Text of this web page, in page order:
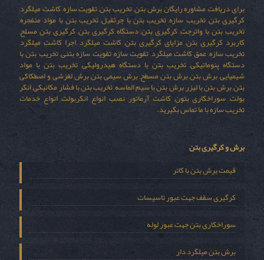
برای دریافت مشاوره رایگان برش بتن, تخریب بتن, تقویت سازه, کاشت میلگرد,
کرگیری بتن, تخریب سازه, تخریب بتن با جرثقیل, تخریب بتن با مواد منفجره,
تخریب بتن با واترجت, کرگیری بتن, دستگاه کرگیری بتن, کرگیری بتن مسلح,
کاربرد کرگیری بتن, مزایای کرگیری بتن, کاشت میلگرد, اجرا کاشت میلگرد,
تخریب سازه, عمق کاشت میلگرد, تقویت سازه, تقویت سازه بتنی, تخریب بتن با
دستگاه پنوماتیکی, تخریب بتن با دستگاه هیدرولیکی, تخریب بتن با مواد
شیمیایی, برش بتن, برش بتن مسطح, برش سیمی بتن, برش لغزشی و اصطکاکی
بتن, برش بتن با لیزر, برش بتن با سیم الماسه, تخریب بتن با فشار مکانیکی, انکر
بولت, سوراخکاری بتون, کاشت آرماتور, نصب انواع انکربولت, انواع خدمات
تخریب سازه با ما تماس بگیرید.
برش و کرگیری بتن
قیمت برش بتن با کاتر
کرگیری سقف جهت عبور تاسیسات
سوراخکاری بتن جهت عبور لوله
برش بتن میلگرد دار